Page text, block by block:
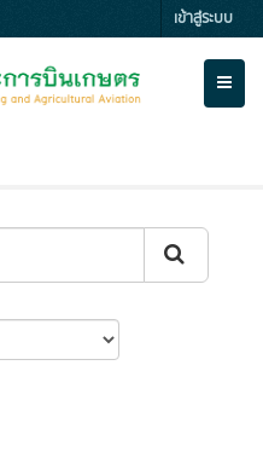
เข้าสู่ระบบ